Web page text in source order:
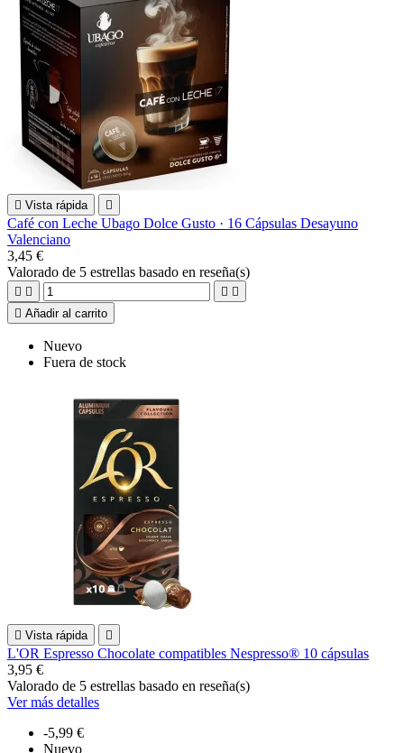
 Vista rápida 
Café con Leche Ubago Dolce Gusto · 16 Cápsulas Desayuno
Valenciano
3,45 €
Valorado de 5 estrellas basado en reseña(s)
   
 Añadir al carrito
Nuevo
Fuera de stock
 Vista rápida 
L'OR Espresso Chocolate compatibles Nespresso® 10 cápsulas
3,95 €
Valorado de 5 estrellas basado en reseña(s)
Ver más detalles
-5,99 €
Nuevo